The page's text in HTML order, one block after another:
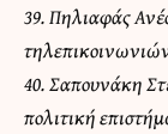
39. Πηλιαφάς
40. Σαπουνάκη
πολιτική